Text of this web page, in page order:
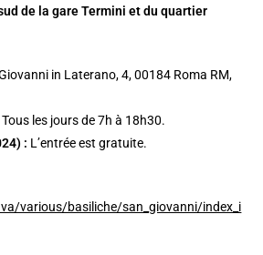
de la gare Termini et du quartier
in Laterano, 4, 00184 Roma RM,
Tous les jours de 7h à 18h30.
: L’entrée est gratuite.
various/basiliche/san_giovanni/index_i